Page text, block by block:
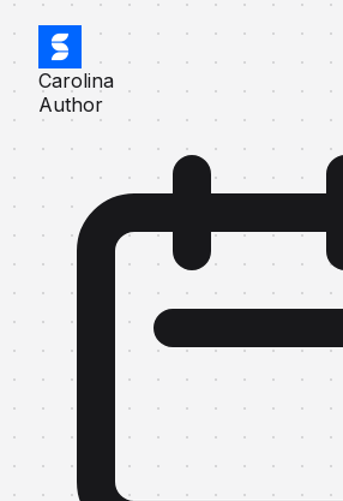
Carolina
Author